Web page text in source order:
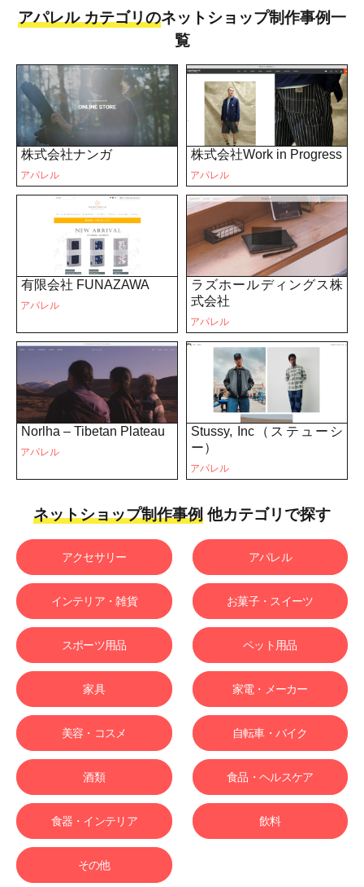
アパレル カテゴリのネットショップ制作事例一
覧
株式会社ナンガ
アパレル
株式会社Work in Progress
アパレル
有限会社 FUNAZAWA
アパレル
ラズホールディングス株
式会社
アパレル
Norlha – Tibetan Plateau
アパレル
Stussy, Inc（ステューシ
ー）
アパレル
ネットショップ制作事例 他カテゴリで探す
アクセサリー アパレル
インテリア・雑貨 お菓子・スイーツ
スポーツ用品 ペット用品
家具 家電・メーカー
美容・コスメ 自転車・バイク
酒類 食品・ヘルスケア
食器・インテリア 飲料
その他